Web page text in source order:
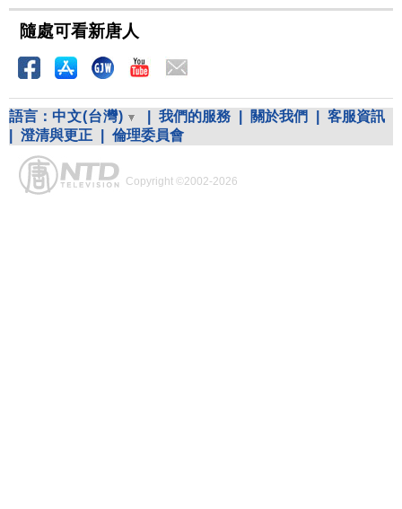
隨處可看新唐人
語言： 中文(台灣) 我們的服務 關於我們
客服資訊
澄清與更正 倫理委員會
Copyright ©2002-2026